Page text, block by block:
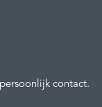
contact.